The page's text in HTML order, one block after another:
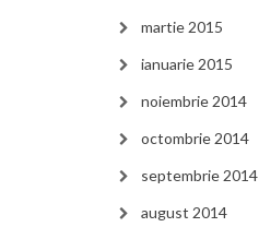
martie 2015
ianuarie 2015
noiembrie 2014
octombrie 2014
septembrie 2014
august 2014